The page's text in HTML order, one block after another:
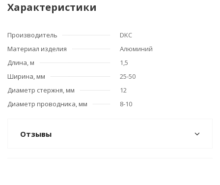
Характеристики
Производитель
DKC
Материал изделия
Алюминий
Длина, м
1,5
Ширина, мм
25-50
Диаметр стержня, мм
12
Диаметр проводника, мм
8-10
Отзывы